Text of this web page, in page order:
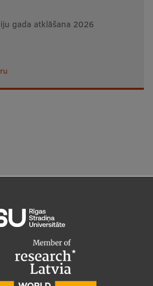
gada atklāšana 2026